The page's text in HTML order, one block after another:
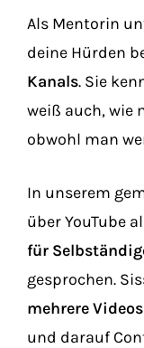
Als Mentorin
deine Hürden
Kanals. Sie
weiß auch, wie
obwohl man
In unserem
über YouTube
für
gesprochen.
mehrere
und darauf